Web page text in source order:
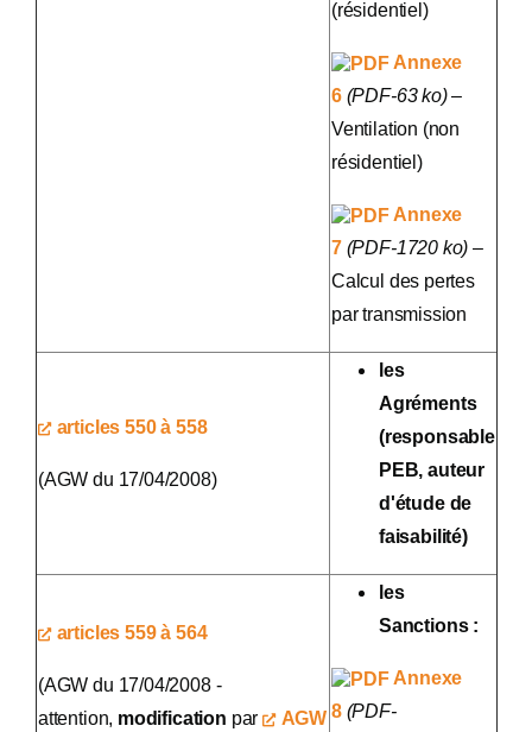
(résidentiel)
Annexe
6(PDF-63 ko)–
Ventilation (non
résidentiel)
Annexe
7(PDF-1720 ko) –
Calcul des pertes
par transmission
articles 550 à 558
(AGW du 17/04/2008)
les
Agréments
(responsable
PEB, auteur
d'étude de
faisabilité)
articles 559 à 564
(AGW du 17/04/2008 -
attention, modification par
AGW
les
Sanctions :
Annexe
8(PDF-